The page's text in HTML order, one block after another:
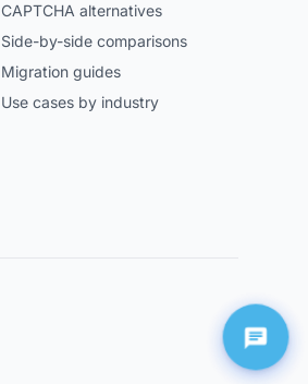
CAPTCHA alternatives
Side-by-side comparisons
Migration guides
Use cases by industry